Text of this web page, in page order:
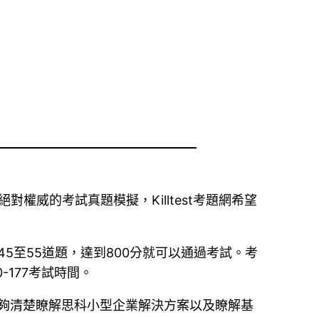
權威的考試真題模擬，Killtest考題網希望
至55道題，達到800分就可以通過考試。考
考試時間。
清楚瞭解思科小型企業解決方案以及瞭解基